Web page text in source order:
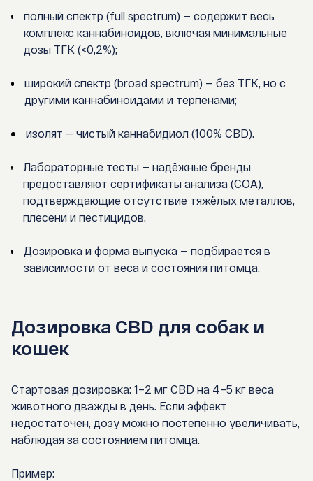
полный спектр (full spectrum) — содержит весь
комплекс каннабиноидов, включая минимальные
дозы ТГК (<0,2%);
широкий спектр (broad spectrum) — без ТГК, но с
другими каннабиноидами и терпенами;
изолят — чистый каннабидиол (100% CBD).
Лабораторные тесты — надёжные бренды
предоставляют сертификаты анализа (COA),
подтверждающие отсутствие тяжёлых металлов,
плесени и пестицидов.
Дозировка и форма выпуска — подбирается в
зависимости от веса и состояния питомца.
Дозировка CBD для собак и
кошек
Стартовая дозировка: 1–2 мг CBD на 4–5 кг веса
животного дважды в день. Если эффект
недостаточен, дозу можно постепенно увеличивать,
наблюдая за состоянием питомца.
Пример: